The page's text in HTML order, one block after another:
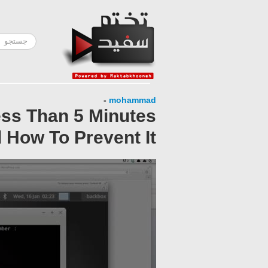
mohammad
-
Than 5 Minutes
How To Prevent It